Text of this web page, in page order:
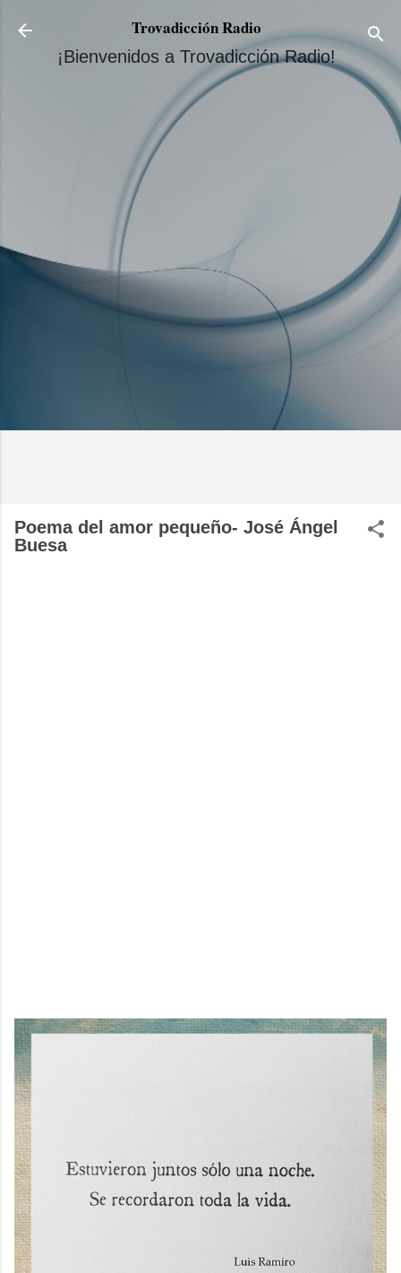
Ir al contenido principal
Trovadicción Radio
¡Bienvenidos a Trovadicción Radio!
Poema del amor pequeño- José Ángel
Buesa